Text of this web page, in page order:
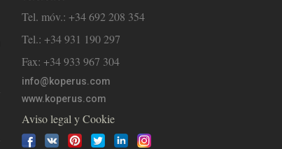
Tel. móv.: +34 692 208 354
Tel.: +34 931 190 297
Fax: +34 933 967 304
info@koperus.com
www.koperus.com
Aviso legal y Cookie